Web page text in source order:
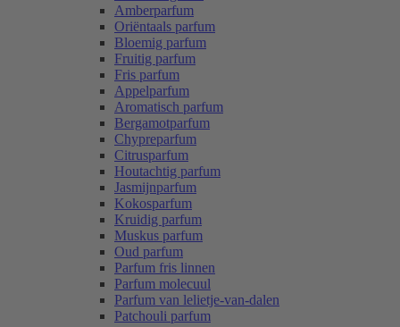
Amberparfum
Oriëntaals parfum
Bloemig parfum
Fruitig parfum
Fris parfum
Appelparfum
Aromatisch parfum
Bergamotparfum
Chypreparfum
Citrusparfum
Houtachtig parfum
Jasmijnparfum
Kokosparfum
Kruidig parfum
Muskus parfum
Oud parfum
Parfum fris linnen
Parfum molecuul
Parfum van lelietje-van-dalen
Patchouli parfum